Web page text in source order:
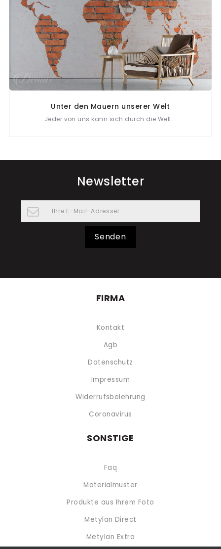
Unter den Mauern unserer Welt
Jeder von uns kann sich durch die Welt...
Newsletter
Senden
FIRMA
Kontakt
Agb
Datenschutz
Impressum
Widerrufsbelehrung
Coronavirus
SONSTIGE
Faq
Materialmuster
Produkte aus Ihrem Foto
Metylan Direct
Metylan Extra